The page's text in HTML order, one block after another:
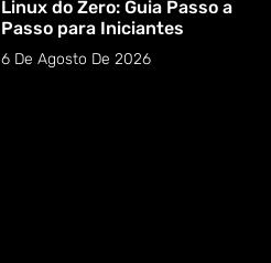
Linux do Zero: Guia Passo a
Passo para Iniciantes
6 De Agosto De 2026